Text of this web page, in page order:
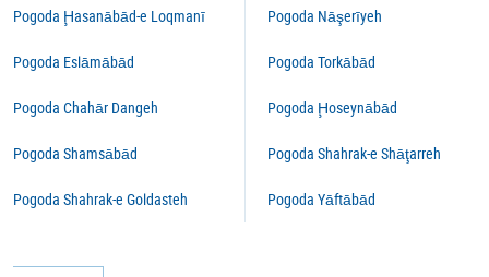
Pogoda Ḩasanābād-e Loqmanī
Pogoda Eslāmābād
Pogoda Chahār Dangeh
Pogoda Shamsābād
Pogoda Shahrak-e Goldasteh
Pogoda Nāşerīyeh
Pogoda Torkābād
Pogoda Ḩoseynābād
Pogoda Shahrak-e Shāţarreh
Pogoda Yāftābād